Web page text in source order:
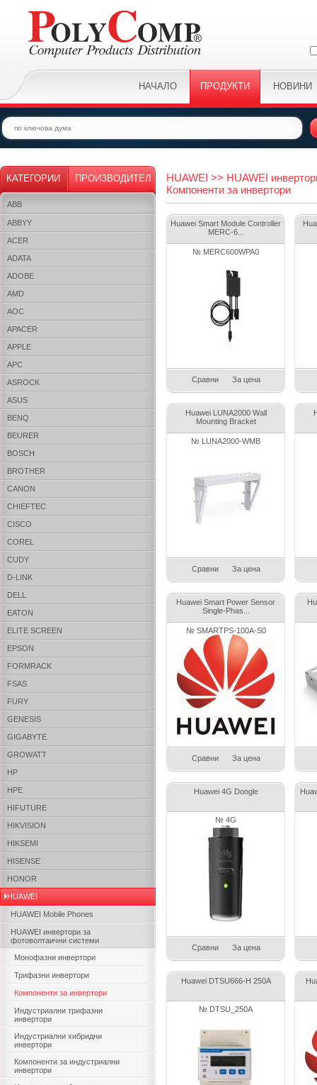
НАЧАЛО ПРОДУКТИ НОВИНИ
КАТЕГОРИИ ПРОИЗВОДИТЕЛ
ABB
ABBYY
ACER
ADATA
ADOBE
AMD
AOC
APACER
APPLE
APC
ASROCK
ASUS
BENQ
BEURER
BOSCH
BROTHER
CANON
CHIEFTEC
CISCO
COREL
CUDY
D-LINK
DELL
EATON
ELITE SCREEN
EPSON
FORMRACK
FSAS
FURY
GENESIS
GIGABYTE
GROWATT
HP
HPE
HIFUTURE
HIKVISION
HIKSEMI
HISENSE
HONOR
HUAWEI
HUAWEI Mobile Phones
HUAWEI инвертори за
фотоволтаични системи
Монофазни инвертори
Трифазни инвертори
Компоненти за инвертори
Индустриални трифазни
инвертори
Индустриални хибридни
инвертори
Компоненти за индустриални
инвертори
HUAWEI >> HUAWEI
Компоненти за инвертори
Huawei Smart Module Controller
MERC-6...
№ MERC600WPA0
Сравни За цена
Huawei LUNA2000 Wall
Mounting Bracket
№ LUNA2000-WMB
Сравни За цена
Huawei Smart Power Sensor
Single-Phas...
№ SMARTPS-100A-S0
Сравни За цена
Huawei 4G Dongle
№ 4G
Сравни За цена
Huawei DTSU666-H 250A
№ DTSU_250A